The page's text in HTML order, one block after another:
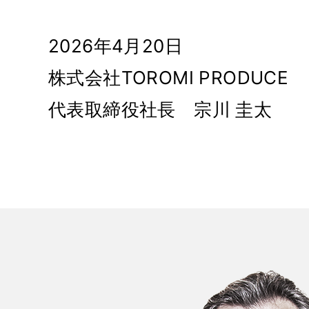
2026年4月20日
株式会社TOROMI PRODUCE
代表取締役社長 宗川 圭太